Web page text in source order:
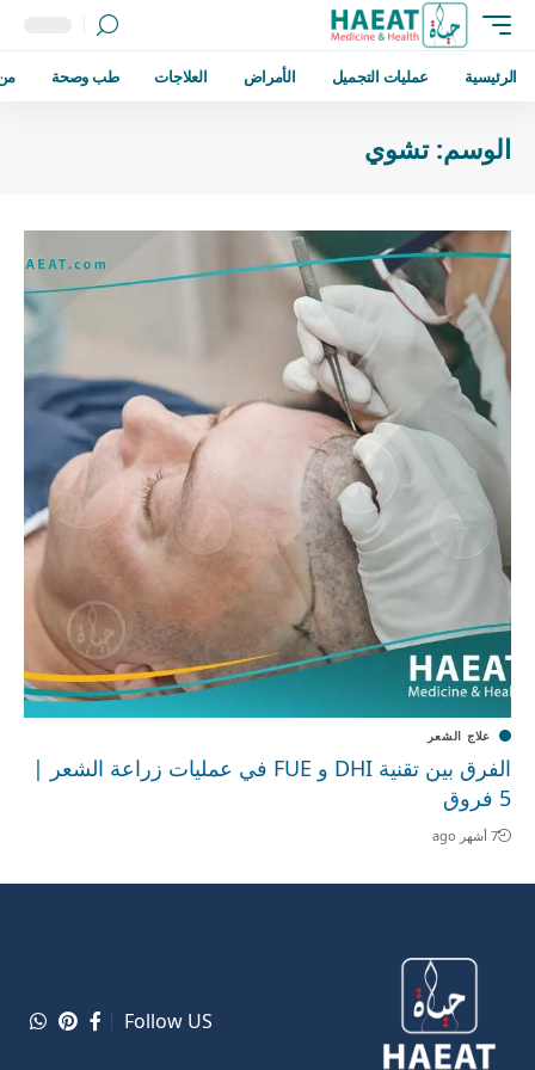
الرئيسية عمليات التجميل الأمراض العلاجات طب وصحة
الوسم:تشوي
علاج الشعر
الفرق بين تقنية DHI و FUE في عمليات زراعة الشعر |
5 فروق
7 أشهر ago
Follow US